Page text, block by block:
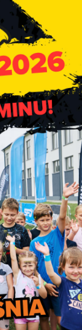
do 5 tysięcy
, za